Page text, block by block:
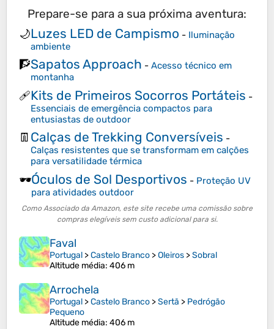
Prepare-se para a sua próxima aventura:
🌙Luzes LED de Campismo - Iluminação
ambiente
🧗Sapatos Approach - Acesso técnico em
montanha
🩹Kits de Primeiros Socorros Portáteis -
Essenciais de emergência compactos para
entusiastas de outdoor
👖 Calças de Trekking Conversíveis -
Calças resistentes que se transformam em calções
para versatilidade térmica
🕶️Óculos de Sol Desportivos - Proteção UV
para atividades outdoor
Como Associado da Amazon, este site recebe uma comissão sobre
compras elegíveis sem custo adicional para si.
Faval
Portugal >Castelo Branco >Oleiros >Sobral
Altitude média: 406 m
Arrochela
Portugal >Castelo Branco >Sertã > Pedrógão
Pequeno
Altitude média: 406 m